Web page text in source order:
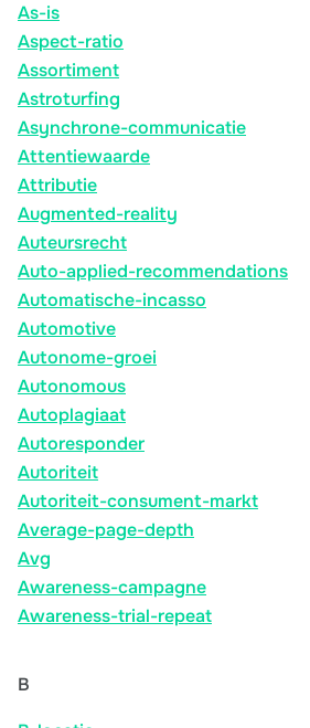
As-is
Aspect-ratio
Assortiment
Astroturfing
Asynchrone-communicatie
Attentiewaarde
Attributie
Augmented-reality
Auteursrecht
Auto-applied-recommendations
Automatische-incasso
Automotive
Autonome-groei
Autonomous
Autoplagiaat
Autoresponder
Autoriteit
Autoriteit-consument-markt
Average-page-depth
Avg
Awareness-campagne
Awareness-trial-repeat
B